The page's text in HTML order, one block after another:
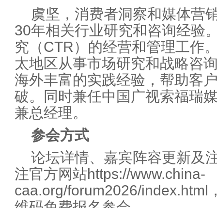
虞坚，消费者洞察和媒体营
30年相关行业研究和咨询经验
究（CTR）的经营和管理工作
太地区从事市场研究和战略咨
海外丰富的实践经验，帮助客
破。同时兼任中国广视索福瑞
兼总经理。
参会方式
论坛详情、嘉宾阵容更新及
注官方网站https://www.china-
caa.org/forum2026/index.html